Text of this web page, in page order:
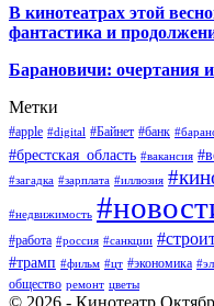
В кинотеатрах этой
фантастика и
Барановичи: очертания
Метки
#apple #digital #Байнет #банк
#брестская_область #вакансия
#загадка #зарплата #иллюзия
#недвижимость
#работа #россия #санкции
#трамп #фильм #цт #экономика
общество ремонт цветы
© 2026 - Кинотеатр